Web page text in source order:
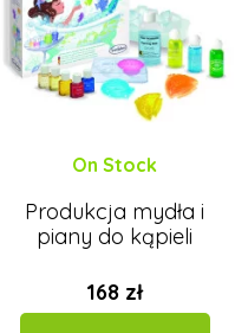
On Stock
Produkcja mydła i
piany do kąpieli
168 zł